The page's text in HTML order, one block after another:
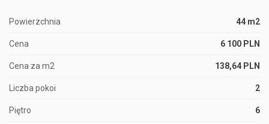
Powierzchnia 44 m2
Cena 6 100 PLN
Cena za m2 138,64 PLN
Liczba pokoi 2
Piętro 6